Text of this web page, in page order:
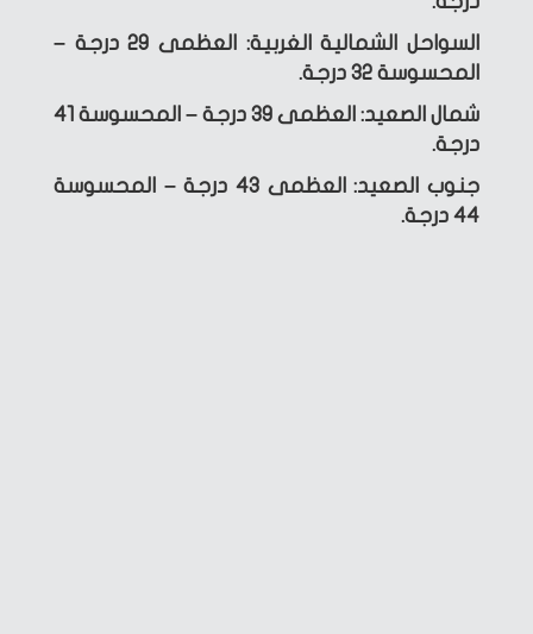
السواحل الشمالية الغربية: العظمى 29 درجة –
المحسوسة 32 درجة.
شمال الصعيد: العظمى 39 درجة – المحسوسة 41
درجة.
جنوب الصعيد: العظمى 43 درجة – المحسوسة
44 درجة.